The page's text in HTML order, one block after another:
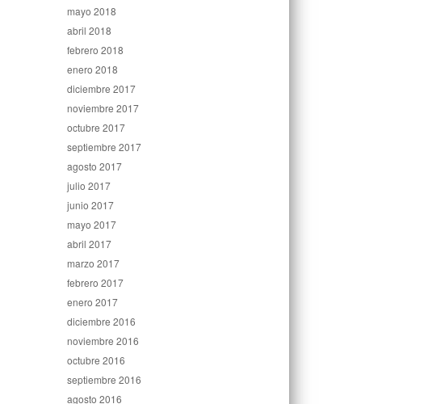
mayo 2018
abril 2018
febrero 2018
enero 2018
diciembre 2017
noviembre 2017
octubre 2017
septiembre 2017
agosto 2017
julio 2017
junio 2017
mayo 2017
abril 2017
marzo 2017
febrero 2017
enero 2017
diciembre 2016
noviembre 2016
octubre 2016
septiembre 2016
agosto 2016